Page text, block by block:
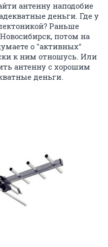
антенну наподобие
деньги. Где у
Раньше
потом на
о "активных"
к ним отношусь. Или
антенну с хорошим
деньги.